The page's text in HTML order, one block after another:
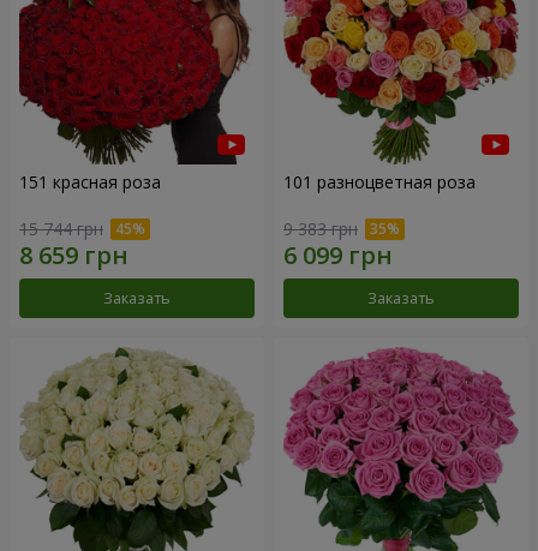
151 красная роза
15 744 грн
Заказать
101 разноцветная роза
9 383 грн
Заказать